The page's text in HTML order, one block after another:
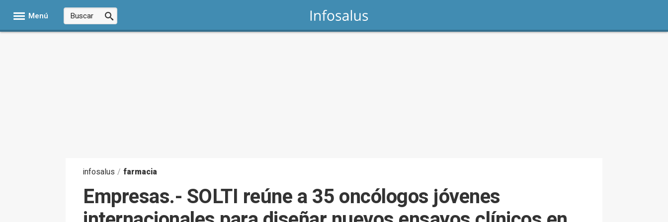
Menú
infosalus / farmacia
Empresas.- SOLTI reúne a 35 oncólogos jóvenes